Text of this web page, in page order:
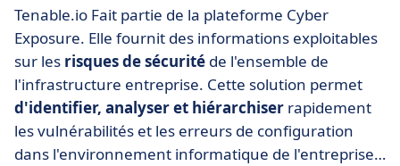
Tenable.io Fait partie de la plateforme Cyber
Exposure. Elle fournit des informations exploitables
sur les risques de sécurité de l'ensemble de
l'infrastructure entreprise. Cette solution permet
d'identifier, analyser et hiérarchiser rapidement
les vulnérabilités et les erreurs de configuration
dans l'environnement informatique de l'entreprise.